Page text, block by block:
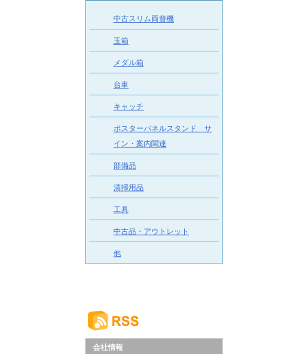
中古スリム両替機
玉箱
メダル箱
台車
キャッチ
ポスターパネルスタンド サ
イン・案内関連
部備品
清掃用品
工具
中古品・アウトレット
他
会社情報